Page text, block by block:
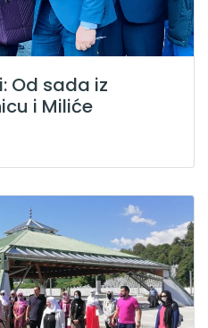
Od sada iz
i Miliće